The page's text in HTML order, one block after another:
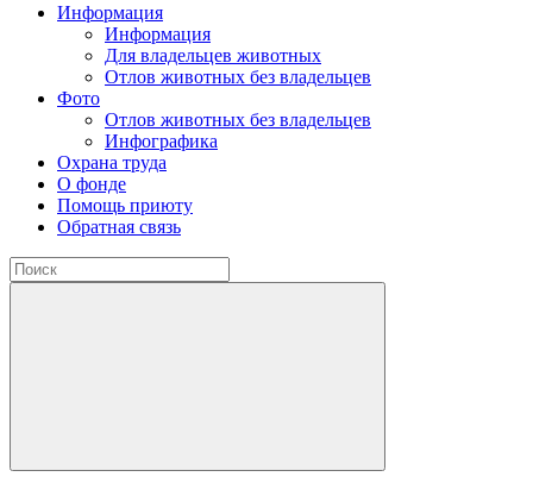
Информация
Информация
Для владельцев животных
Отлов животных без владельцев
Фото
Отлов животных без владельцев
Инфографика
Охрана труда
О фонде
Помощь приюту
Обратная связь